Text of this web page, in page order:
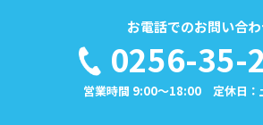
お電話でのお問い合
0256-35-
営業時間 9:00～18:00 定休日：